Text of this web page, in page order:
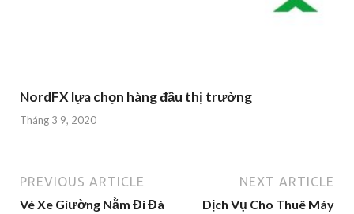
NordFX lựa chọn hàng đầu thị trường
Tháng 3 9, 2020
PREVIOUS ARTICLE
Vé Xe Giường Nằm Đi Đà
NEXT ARTICLE
Dịch Vụ Cho Thuê Máy